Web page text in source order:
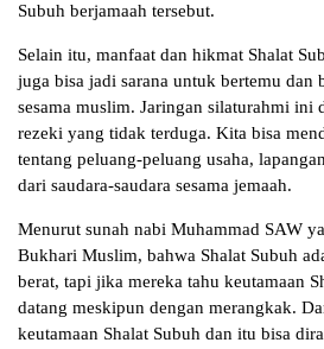
Subuh berjamaah tersebut.
Selain itu, manfaat dan hikmat Shalat
juga bisa jadi sarana untuk bertemu dan
sesama muslim. Jaringan silaturahmi ini
rezeki yang tidak terduga. Kita bisa
tentang peluang-peluang usaha,
dari saudara-saudara sesama jemaah.
Menurut sunah nabi Muhammad SAW
Bukhari Muslim, bahwa Shalat Subuh
berat, tapi jika mereka tahu keutamaan
datang meskipun dengan merangkak.
keutamaan Shalat Subuh dan itu bisa